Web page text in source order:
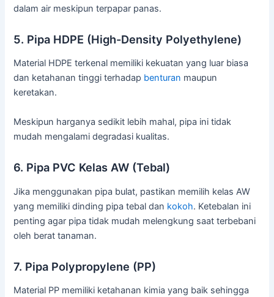
dalam air meskipun terpapar panas.
5. Pipa HDPE (High-Density Polyethylene)
Material HDPE terkenal memiliki kekuatan yang luar biasa
dan ketahanan tinggi terhadap benturan maupun
keretakan.
Meskipun harganya sedikit lebih mahal, pipa ini tidak
mudah mengalami degradasi kualitas.
6. Pipa PVC Kelas AW (Tebal)
Jika menggunakan pipa bulat, pastikan memilih kelas AW
yang memiliki dinding pipa tebal dan kokoh. Ketebalan ini
penting agar pipa tidak mudah melengkung saat terbebani
oleh berat tanaman.
7. Pipa Polypropylene (PP)
Material PP memiliki ketahanan kimia yang baik sehingga